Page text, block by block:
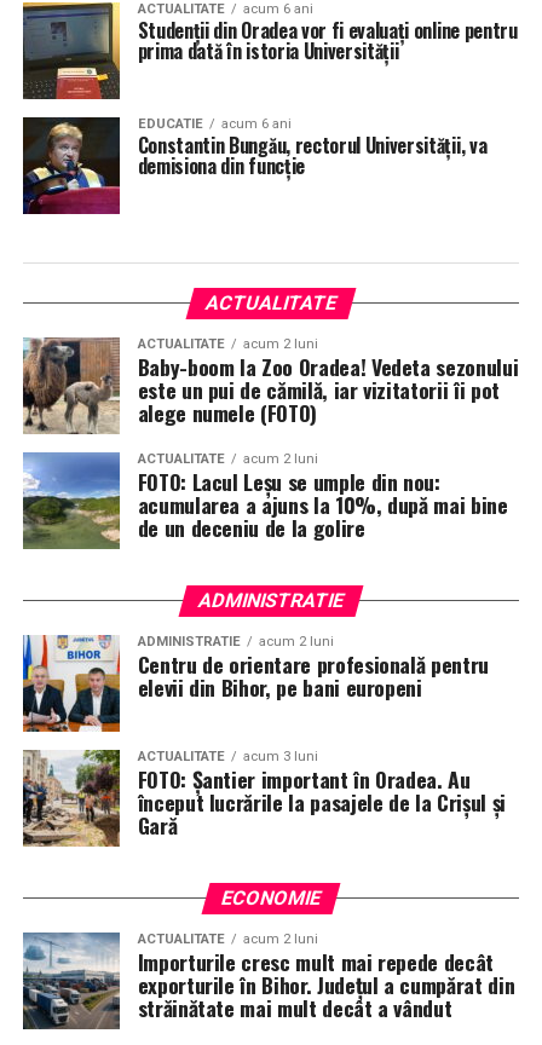
ACTUALITATE acum 6 ani
Studenții din Oradea vor fi evaluați online pentru
prima dată în istoria Universităţii
EDUCATIE acum 6 ani
Constantin Bungău, rectorul Universității, va
demisiona din funcție
ACTUALITATE
ACTUALITATE acum 2 luni
Baby-boom la Zoo Oradea! Vedeta sezonului
este un pui de cămilă, iar vizitatorii îi pot
alege numele (FOTO)
ACTUALITATE acum 2 luni
FOTO: Lacul Leșu se umple din nou:
acumularea a ajuns la 10%, după mai bine
de un deceniu de la golire
ADMINISTRATIE
ADMINISTRATIE acum 2 luni
Centru de orientare profesională pentru
elevii din Bihor, pe bani europeni
ACTUALITATE acum 3 luni
FOTO: Șantier important în Oradea. Au
început lucrările la pasajele de la Crișul și
Gară
ECONOMIE
ACTUALITATE acum 2 luni
Importurile cresc mult mai repede decât
exporturile în Bihor. Județul a cumpărat din
străinătate mai mult decât a vândut